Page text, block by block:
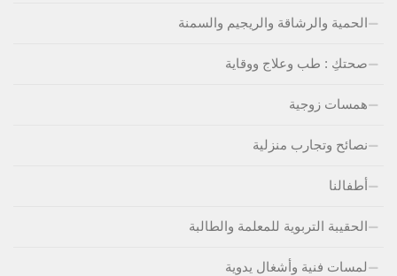
الحمية والرشاقة والريجيم والسمنة
صحتكِ : طب وعلاج ووقاية
همسات زوجية
نصائح وتجارب منزلية
أطفالنا
الحقيبة التربوية للمعلمة والطالبة
لمسات فنية وأشغال يدوية